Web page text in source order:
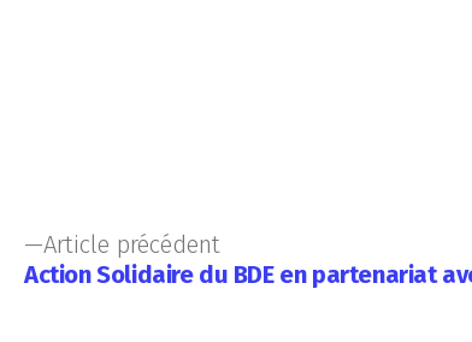
Article précédent
Action Solidaire du BDE en partenariat